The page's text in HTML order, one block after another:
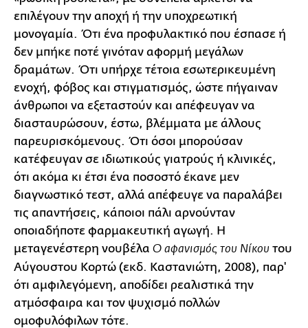
επιλέγουν την αποχή ή την υποχρεωτική
μονογαμία. Ότι ένα προφυλακτικό που έσπασε ή
δεν μπήκε ποτέ γινόταν αφορμή μεγάλων
δραμάτων. Ότι υπήρχε τέτοια εσωτερικευμένη
ενοχή, φόβος και στιγματισμός, ώστε πήγαιναν
άνθρωποι να εξεταστούν και απέφευγαν να
διασταυρώσουν, έστω, βλέμματα με άλλους
παρευρισκόμενους. Ότι όσοι μπορούσαν
κατέφευγαν σε ιδιωτικούς γιατρούς ή κλινικές,
ότι ακόμα κι έτσι ένα ποσοστό έκανε μεν
διαγνωστικό τεστ, αλλά απέφευγε να παραλάβει
τις απαντήσεις, κάποιοι πάλι αρνούνταν
οποιαδήποτε φαρμακευτική αγωγή. Η
μεταγενέστερη νουβέλα Ο αφανισμός του Νίκου του
Αύγουστου Κορτώ (εκδ. Καστανιώτη, 2008), παρ'
ότι αμφιλεγόμενη, αποδίδει ρεαλιστικά την
ατμόσφαιρα και τον ψυχισμό πολλών
ομοφυλόφιλων τότε.